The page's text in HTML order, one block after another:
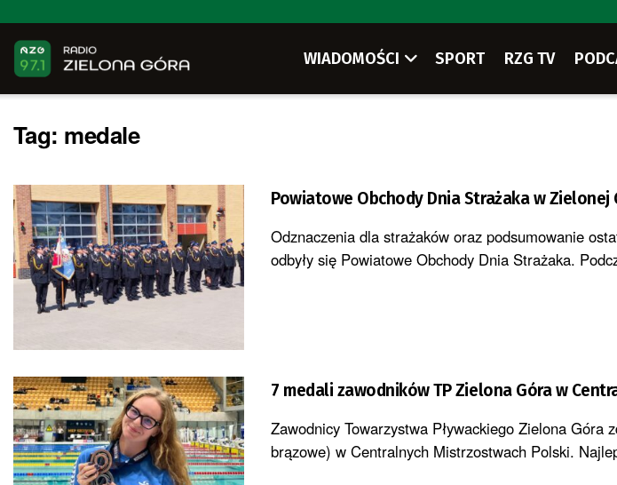
WIADOMOŚCI SPORT RZG TV
Tag: medale
Powiatowe Obchody Dnia Strażaka w Zielonej
Odznaczenia dla strażaków oraz podsumowanie
odbyły się Powiatowe Obchody Dnia Strażaka.
7 medali zawodników TP Zielona Góra w
Zawodnicy Towarzystwa Pływackiego Zielona Góra
brązowe) w Centralnych Mistrzostwach Polski.